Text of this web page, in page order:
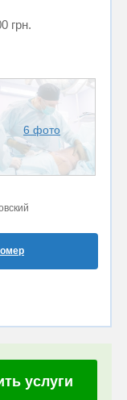
грн.
6 фото
услуги